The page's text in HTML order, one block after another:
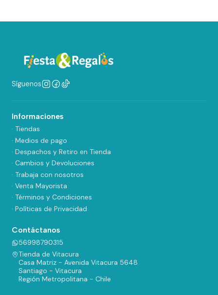
Síguenos
Informaciones
· Tiendas
· Medios de pago
· Despachos y Retiro en Tienda
· Cambios y Devoluciones
· Trabaja con nosotros
· Venta Mayorista
· Términos y Condiciones
· Políticas de Privacidad
Contáctanos
56998790315
Tienda de Vitacura
Casa Matriz - Avenida Vitacura 5648
Santiago - Vitacura
Región Metropolitana - Chile